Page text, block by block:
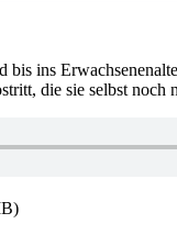
ins
die sie selbst